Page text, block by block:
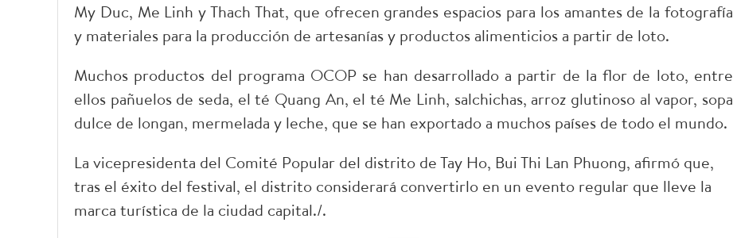
My Duc, Me Linh y Thach That, que ofrecen grandes espacios para los amantes de la fotografía
y materiales para la producción de artesanías y productos alimenticios a partir de loto.
Muchos productos del programa OCOP se han desarrollado a partir de la flor de loto, entre
ellos pañuelos de seda, el té Quang An, el té Me Linh, salchichas, arroz glutinoso al vapor, sopa
dulce de longan, mermelada y leche, que se han exportado a muchos países de todo el mundo.
La vicepresidenta del Comité Popular del distrito de Tay Ho, Bui Thi Lan Phuong, afirmó que,
tras el éxito del festival, el distrito considerará convertirlo en un evento regular que lleve la
marca turística de la ciudad capital./.